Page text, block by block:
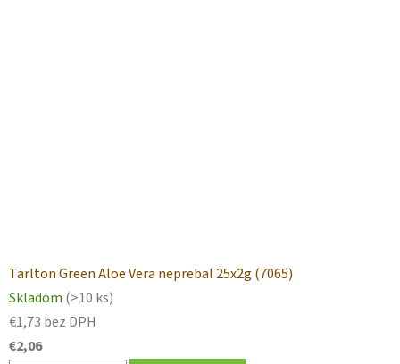
Tarlton Green Aloe Vera neprebal 25x2g (7065)
Skladom (>10 ks)
€1,73 bez DPH
€2,06